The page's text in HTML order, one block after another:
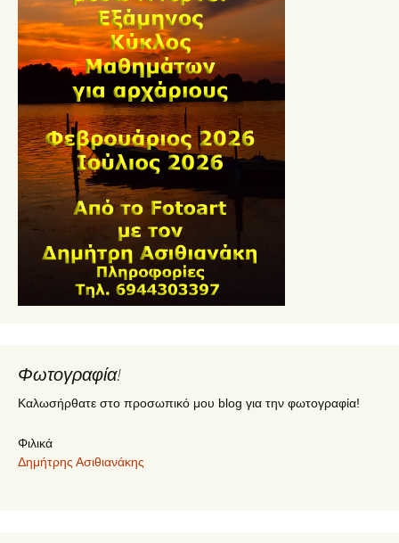
Φωτογραφία!
Καλωσήρθατε στο προσωπικό μου blog για την φωτογραφία!
Φιλικά
Δημήτρης Ασιθιανάκης